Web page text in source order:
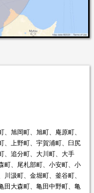
旭岡町、旭町、庵原町、
、上野町、宇賀浦町、臼尻
、追分町、大川町、大手
町、尾札部町、小安町、小
汲町、金堀町、釜谷町、
田大森町、亀田中野町、亀